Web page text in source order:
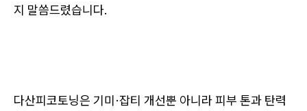
지 말씀드렸습니다.
다산피코토닝은 기미·잡티 개선뿐 아니라 피부 톤과 탄력